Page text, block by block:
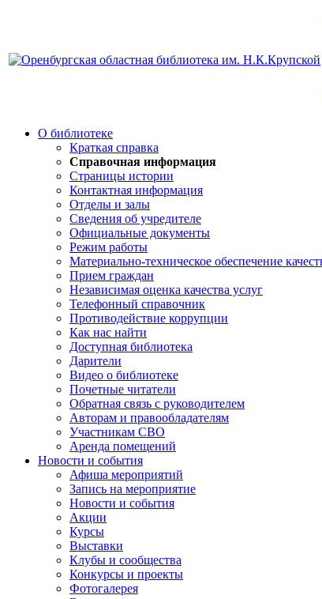
О библиотеке
Краткая справка
Справочная информация
Страницы истории
Контактная информация
Отделы и залы
Сведения об учредителе
Официальные документы
Режим работы
Материально-техническое обеспечение
Прием граждан
Независимая оценка качества услуг
Телефонный справочник
Противодействие коррупции
Как нас найти
Доступная библиотека
Дарители
Видео о библиотеке
Почетные читатели
Обратная связь с руководителем
Авторам и правообладателям
Участникам СВО
Аренда помещений
Новости и события
Афиша мероприятий
Запись на мероприятие
Новости и события
Акции
Курсы
Выставки
Клубы и сообщества
Конкурсы и проекты
Фотогалерея